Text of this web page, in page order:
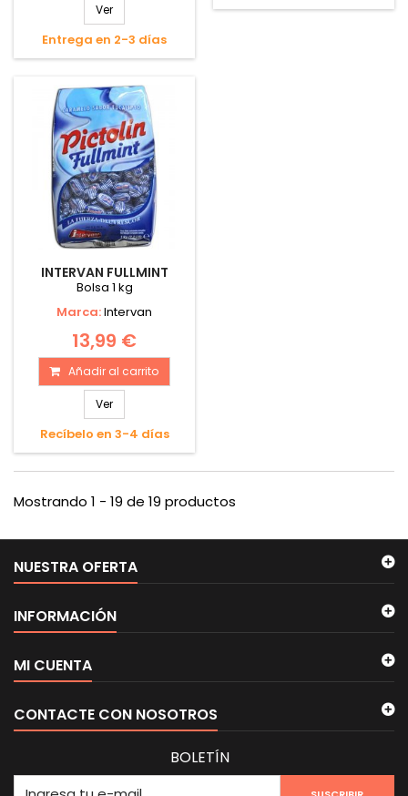
Ver
Entrega en 2-3 días
INTERVAN FULLMINT
Bolsa 1 kg
Marca:Intervan
13,99 €
Añadir al carrito
Ver
Recíbelo en 3-4 días
Mostrando 1 - 19 de 19 productos
NUESTRA OFERTA
INFORMACIÓN
MI CUENTA
CONTACTE CON NOSOTROS
BOLETÍN